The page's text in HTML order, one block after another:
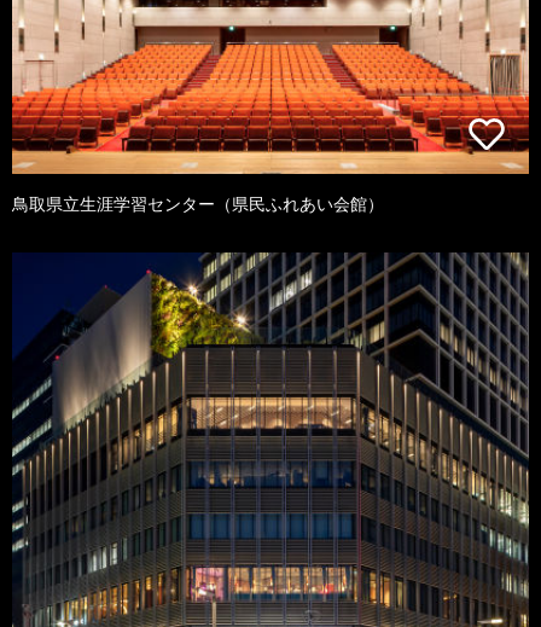
鳥取県立生涯学習センター（県民ふれあい会館）